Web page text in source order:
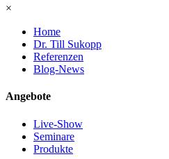
×
Home
Dr. Till Sukopp
Referenzen
Blog-News
Angebote
Live-Show
Seminare
Produkte